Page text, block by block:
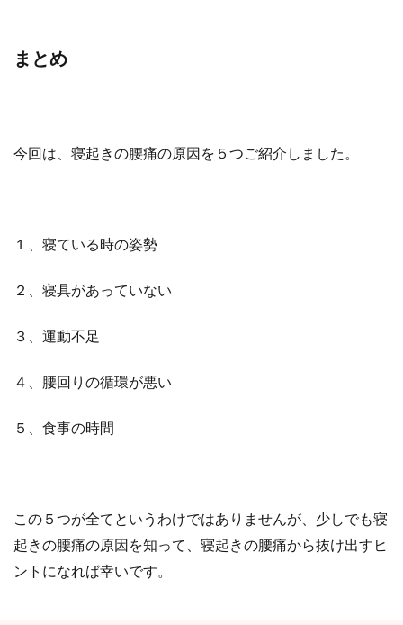
まとめ
今回は、寝起きの腰痛の原因を５つご紹介しました。
１、寝ている時の姿勢
２、寝具があっていない
３、運動不足
４、腰回りの循環が悪い
５、食事の時間
この５つが全てというわけではありませんが、少しでも寝
起きの腰痛の原因を知って、寝起きの腰痛から抜け出すヒ
ントになれば幸いです。